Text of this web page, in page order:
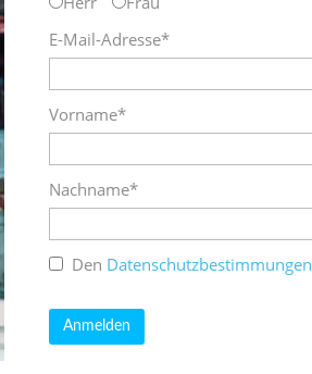
E-Mail-Adresse*
Vorname*
Nachname*
Den Datenschutzbestimmungen